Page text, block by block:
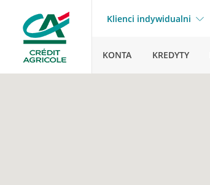
Klienci indywidualni
KONTA KREDYTY